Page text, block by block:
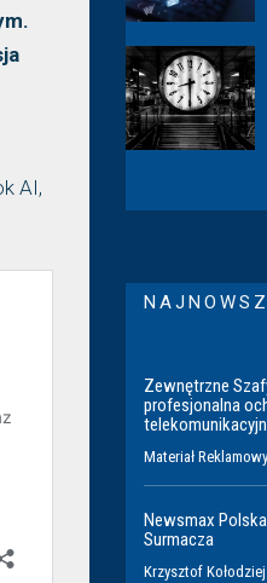
AI,
Zewnętrzne
profesjonalna
Materiał Reklamowy
Newsmax
Surmacza
Krzysztof Kołodziej